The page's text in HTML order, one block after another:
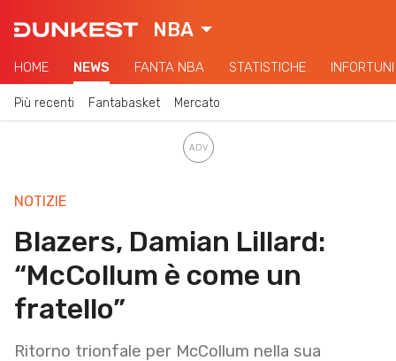
NBA
HOME NEWS FANTA NBA STATISTICHE INFORTUNI
Più recenti Fantabasket Mercato
NOTIZIE
Blazers, Damian Lillard:
“McCollum è come un
fratello”
Ritorno trionfale per McCollum nella sua